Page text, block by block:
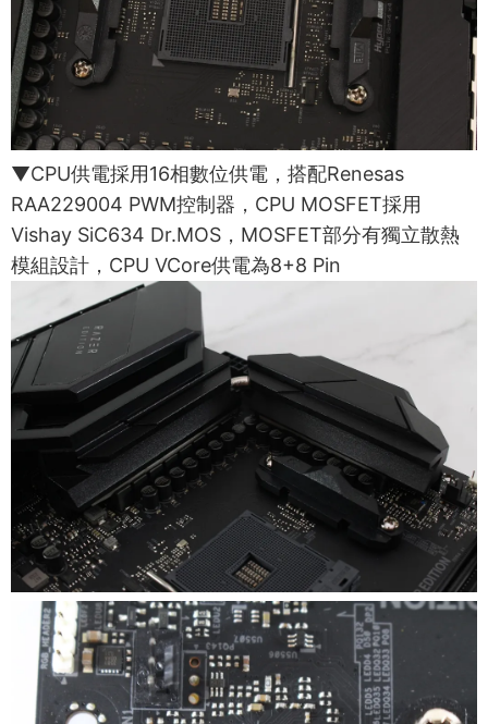
▼CPU供電採用16相數位供電，搭配Renesas
RAA229004 PWM控制器，CPU MOSFET採用
Vishay SiC634 Dr.MOS，MOSFET部分有獨立散熱
模組設計，CPU VCore供電為8+8 Pin